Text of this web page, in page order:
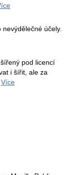
účely.
pod licencí
i šířit, ale za
Více